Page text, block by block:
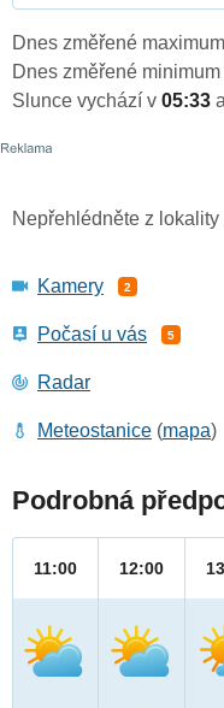
Dnes změřené maximum
Dnes změřené minimum
Slunce vychází v 05:33
Nepřehlédněte z
Kamery 2
Počasí u vás 5
Radar
Meteostanice (mapa)
Podrobná
11:00 12:00